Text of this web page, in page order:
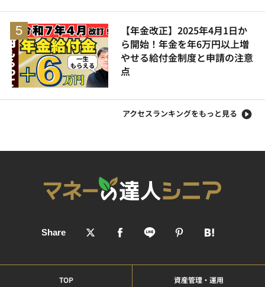
【年金改正】2025年4月1日か
ら開始！年金を年6万円以上増
やせる給付金制度と申請の注意
点
アクセスランキングをもっと見る
TOP 資産管理・運用